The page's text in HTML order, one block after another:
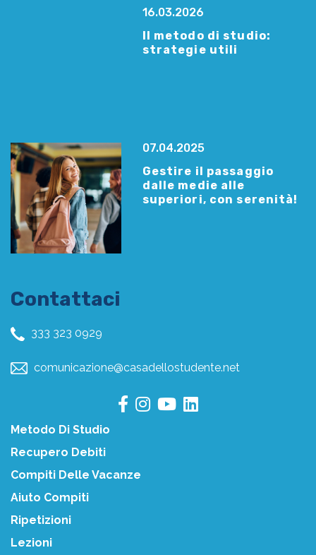
16.03.2026
Il metodo di studio:
strategie utili
07.04.2025
Gestire il passaggio
dalle medie alle
superiori, con serenità!
Contattaci
333 323 0929
comunicazione@casadellostudente.net
Metodo Di Studio
Recupero Debiti
Compiti Delle Vacanze
Aiuto Compiti
Ripetizioni
Lezioni